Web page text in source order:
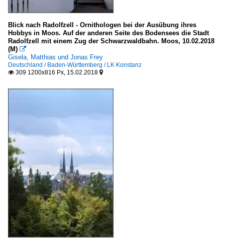
Pforzheim
Ulm
Bayern
LK Augsburg
LK Lindau (Bodensee)
Memmingen
München (Landeshauptstadt)
Nürnberg
Regensburg (kreisfreie Stadt)
Würzburg (kreisfreie Stadt)
Berlin
Blick nach Radolfzell - Ornithologen bei der Ausübung ihres
Hobbys in Moos. Auf der anderen Seite des Bodensees die Stadt
Radolfzell mit einem Zug der Schwarzwaldbahn. Moos, 10.02.2018
(M) 
Gisela, Matthias und Jonas Frey
Deutschland / Baden-Württemberg / LK Konstanz
 309 1200x816 Px, 15.02.2018 